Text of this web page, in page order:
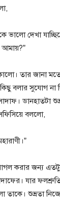
ভালো দেখা
আমায়?”
তার জানা মতে
বলার সুযোগ না
ডানহাতটা
বললো,
করার জন্য
যার
তাকে। শুভ্রতা